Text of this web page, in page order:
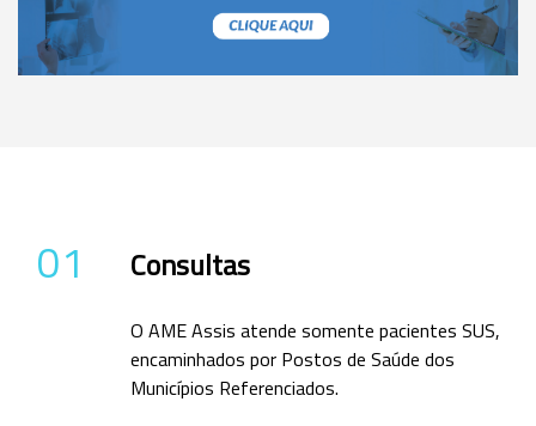
01 Consultas
O AME Assis atende somente pacientes SUS,
encaminhados por Postos de Saúde dos
Municípios Referenciados.